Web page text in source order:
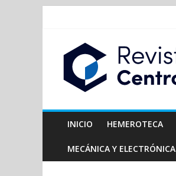
INICIO HEMEROTECA
MECÁNICA Y ELECTRÓNICA